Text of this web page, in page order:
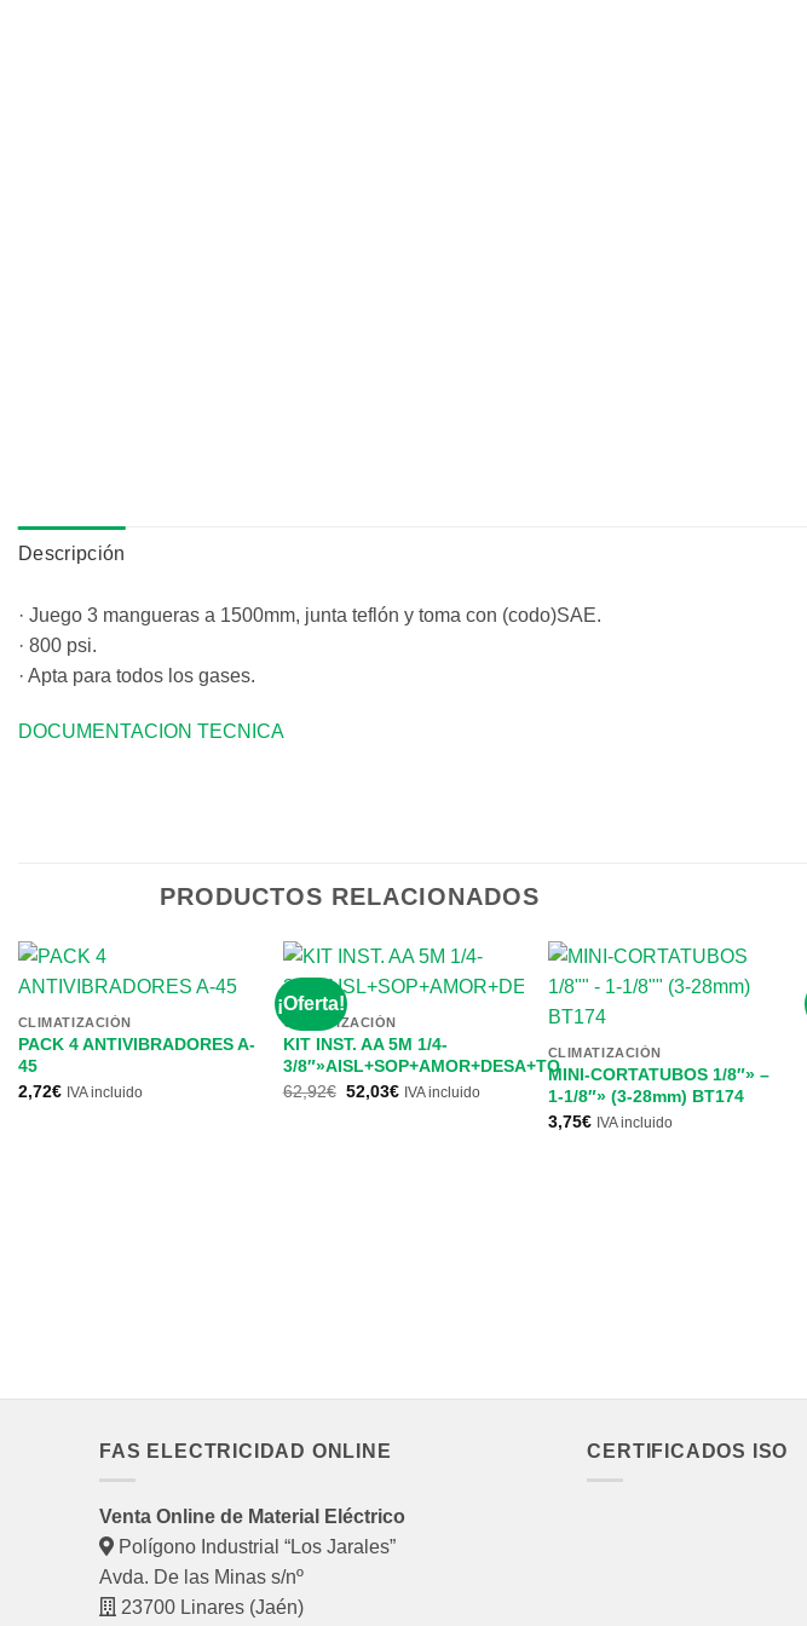
Descripción
· Juego 3 mangueras a 1500mm, junta teflón y toma con (codo)SAE.
· 800 psi.
· Apta para todos los gases.
DOCUMENTACION TECNICA
PRODUCTOS RELACIONADOS
CLIMATIZACIÓN
PACK 4 ANTIVIBRADORES A-
45
2,72€ IVA incluido
¡Oferta!
CLIMATIZACIÓN
KIT INST. AA 5M 1/4-
3/8″»AISL+SOP+AMOR+DESA+TO
62,92€ El
52,03€ElIVA incluido
CLIMATIZACIÓN
MINI-CORTATUBOS 1/8″» –
1-1/8″» (3-28mm) BT174
3,75€ IVA incluido
FAS ELECTRICIDAD ONLINE
Venta Online de Material Eléctrico
Polígono Industrial “Los Jarales”
Avda. De las Minas s/nº
23700 Linares (Jaén)
CERTIFICADOS ISO